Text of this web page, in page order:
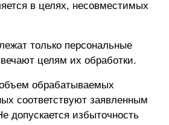
в целях, несовместимых
только персональные
целям их обработки.
обрабатываемых
соответствуют заявленным
допускается избыточность